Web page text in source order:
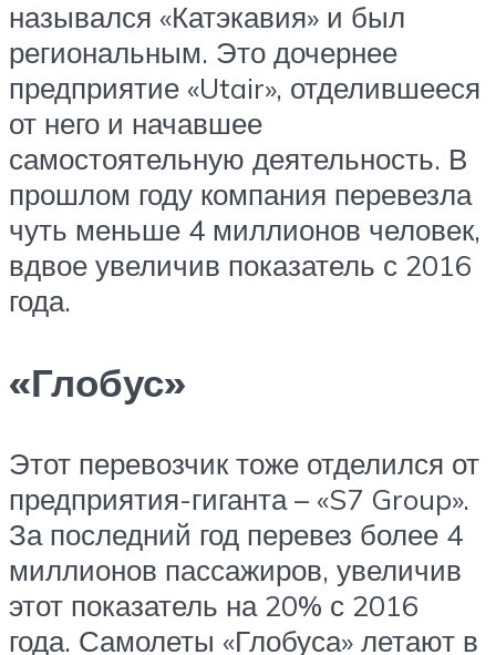
назывался «Катэкавия» и был
региональным. Это дочернее
предприятие «Utair», отделившееся
от него и начавшее
самостоятельную деятельность. В
прошлом году компания перевезла
чуть меньше 4 миллионов человек,
вдвое увеличив показатель с 2016
года.
«Глобус»
Этот перевозчик тоже отделился от
предприятия-гиганта – «S7 Group».
За последний год перевез более 4
миллионов пассажиров, увеличив
этот показатель на 20% с 2016
года. Самолеты «Глобуса» летают в